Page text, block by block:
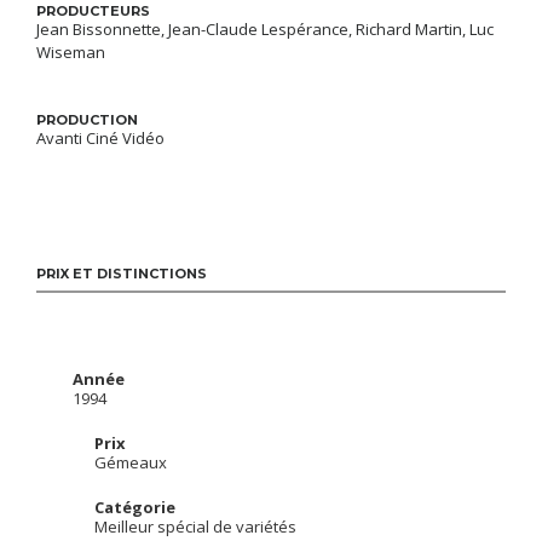
PRODUCTEURS
Jean Bissonnette, Jean-Claude Lespérance, Richard Martin, Luc
Wiseman
PRODUCTION
Avanti Ciné Vidéo
PRIX ET DISTINCTIONS
Année
1994
Prix
Gémeaux
Catégorie
Meilleur spécial de variétés